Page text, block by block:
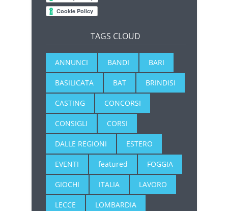
TAGS CLOUD
ANNUNCI BANDI BARI
BASILICATA BAT BRINDISI
CASTING CONCORSI
CONSIGLI CORSI
DALLE REGIONI ESTERO
EVENTI featured FOGGIA
GIOCHI ITALIA LAVORO
LECCE LOMBARDIA